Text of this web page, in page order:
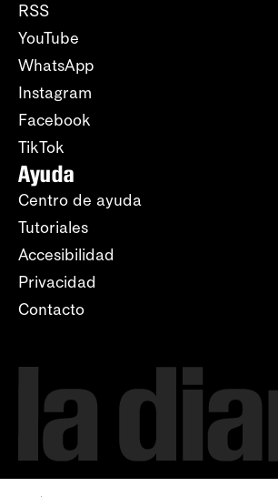
RSS
YouTube
WhatsApp
Instagram
Facebook
TikTok
Ayuda
Centro de ayuda
Tutoriales
Accesibilidad
Privacidad
Contacto